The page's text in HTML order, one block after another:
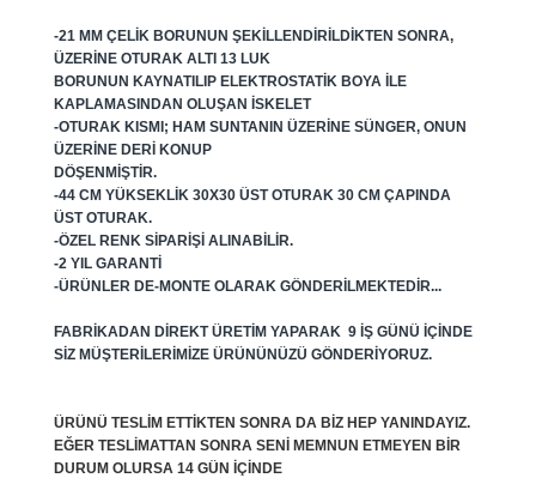
-21 MM ÇELIK BORUNUN ŞEKILLENDIRILDIKTEN SONRA,
ÜZERINE OTURAK ALTI 13 LUK
BORUNUN KAYNATILIP ELEKTROSTATIK BOYA ILE
KAPLAMASINDAN OLUŞAN ISKELET
-OTURAK KISMI; HAM SUNTANIN ÜZERINE SÜNGER, ONUN
ÜZERINE DERI KONUP
DÖŞENMIŞTIR.
-44 CM YÜKSEKLIK 30X30 ÜST OTURAK 30 CM ÇAPINDA
ÜST OTURAK.
-ÖZEL RENK SIPARIŞI ALINABILIR.
-2 YIL GARANTI
-ÜRÜNLER DE-MONTE OLARAK GÖNDERILMEKTEDIR...
FABRIKADAN DIREKT ÜRETIM YAPARAK 9 IŞ GÜNÜ IÇINDE
SIZ MÜŞTERILERIMIZE ÜRÜNÜNÜZÜ GÖNDERIYORUZ.
ÜRÜNÜ TESLIM ETTIKTEN SONRA DA BIZ HEP YANINDAYIZ.
EĞER TESLIMATTAN SONRA SENI MEMNUN ETMEYEN BIR
DURUM OLURSA 14 GÜN IÇINDE